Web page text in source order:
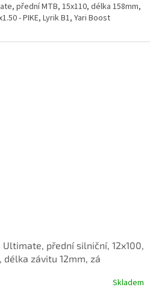
přední MTB, 15x110, délka 158mm,
- PIKE, Lyrik B1, Yari Boost
přední silniční, 12x100,
délka závitu 12mm, zá
Skladem